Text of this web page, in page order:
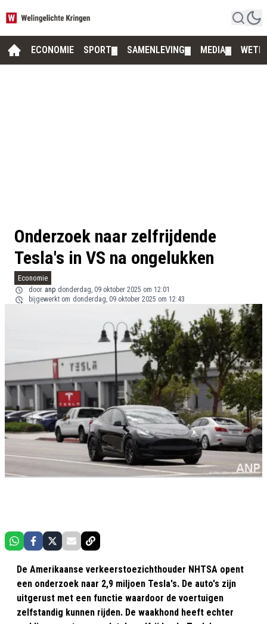
ECONOMIE SPORT SAMENLEVING MEDIA
Onderzoek naar zelfrijdende
Tesla's in VS na ongelukken
Economie
door anp donderdag, 09 oktober 2025 om 12:01
bijgewerkt om donderdag, 09 oktober 2025 om 12:43
De Amerikaanse verkeerstoezichthouder NHTSA opent
een onderzoek naar 2,9 miljoen Tesla's. De auto's zijn
uitgerust met een functie waardoor de voertuigen
zelfstandig kunnen rijden. De waakhond heeft echter